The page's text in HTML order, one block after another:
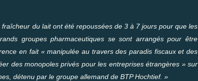
du lait ont été repoussées de 3 à 7 jours pour que les
groupes pharmaceutiques se sont arrangés pour être
en fait « manipulée au travers des paradis fiscaux et des
des monopoles privés pour les entreprises étrangères » sur
détenu par le groupe allemand de BTP Hochtief. »